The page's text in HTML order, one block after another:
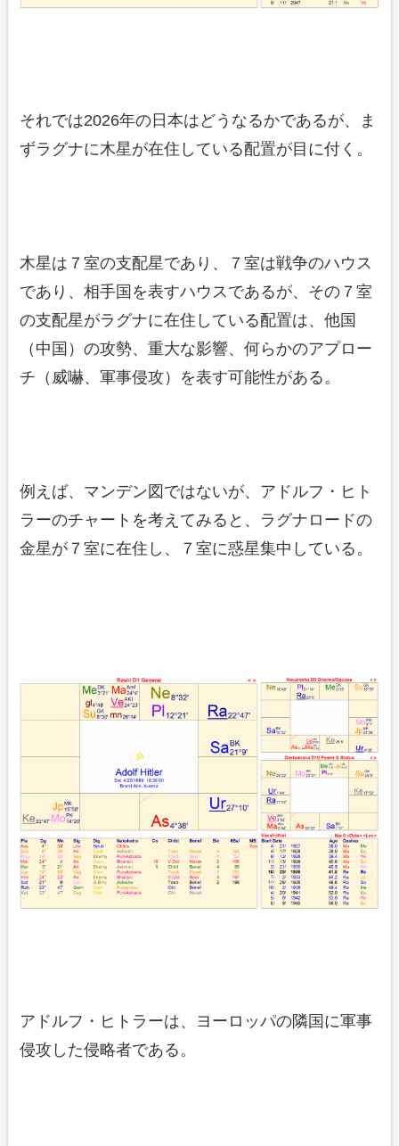
それでは2026年の日本はどうなるかであるが、ま
ずラグナに木星が在住している配置が目に付く。
木星は７室の支配星であり、７室は戦争のハウス
であり、相手国を表すハウスであるが、その７室
の支配星がラグナに在住している配置は、他国
（中国）の攻勢、重大な影響、何らかのアプロー
チ（威嚇、軍事侵攻）を表す可能性がある。
例えば、マンデン図ではないが、アドルフ・ヒト
ラーのチャートを考えてみると、ラグナロードの
金星が７室に在住し、７室に惑星集中している。
アドルフ・ヒトラーは、ヨーロッパの隣国に軍事
侵攻した侵略者である。